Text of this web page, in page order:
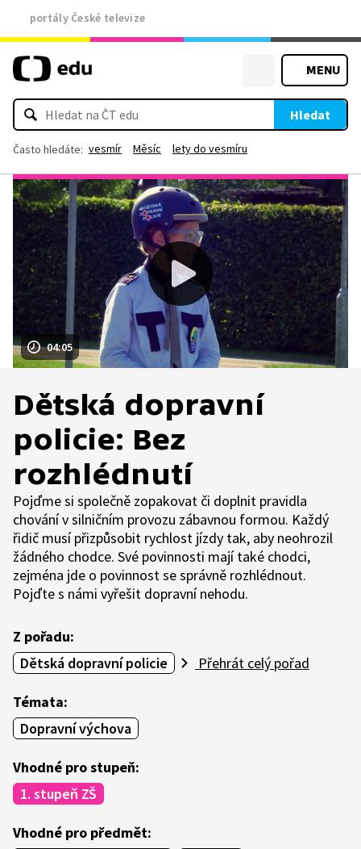
portály České televize
MENU
Hledat
Často hledáte: vesmír Měsíc lety do vesmíru
04:05
Dětská dopravní
policie: Bez
rozhlédnutí
Pojďme si společně zopakovat či doplnit pravidla
chování v silničním provozu zábavnou formou. Každý
řidič musí přizpůsobit rychlost jízdy tak, aby neohrozil
žádného chodce. Své povinnosti mají také chodci,
zejména jde o povinnost se správně rozhlédnout.
Pojďte s námi vyřešit dopravní nehodu.
Z pořadu:
Dětská dopravní policie
Přehrát celý pořad
Témata:
Dopravní výchova
Vhodné pro stupeň:
1. stupeň ZŠ
Vhodné pro předmět: